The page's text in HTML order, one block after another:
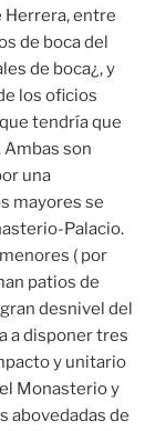
Herrera, entre
de boca del
de boca¿, y
los oficios
tendría que
Ambas son
una
mayores se
Palacio.
( por
patios de
desnivel del
a disponer tres
y unitario
Monasterio y
abovedadas de